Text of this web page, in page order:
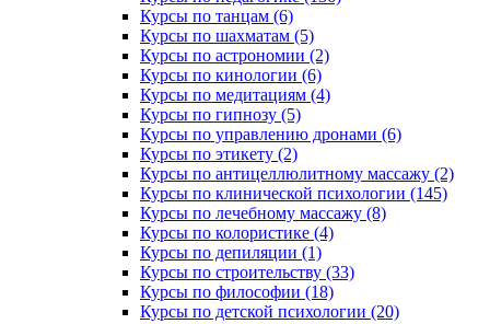
Курсы по танцам (6)
Курсы по шахматам (5)
Курсы по астрономии (2)
Курсы по кинологии (6)
Курсы по медитациям (4)
Курсы по гипнозу (5)
Курсы по управлению дронами (6)
Курсы по этикету (2)
Курсы по антицеллюлитному массажу (2)
Курсы по клинической психологии (145)
Курсы по лечебному массажу (8)
Курсы по колористике (4)
Курсы по депиляции (1)
Курсы по строительству (33)
Курсы по философии (18)
Курсы по детской психологии (20)